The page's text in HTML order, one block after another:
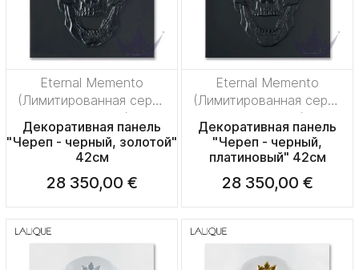
Eternal Memento
(Лимитированная серия
на 50 пред.)
Декоративная панель
"Череп - черный, золотой"
42см
28 350,00 €
Eternal Memento
(Лимитированная серия
на 50 пред.)
Декоративная панель
"Череп - черный,
платиновый" 42см
28 350,00 €